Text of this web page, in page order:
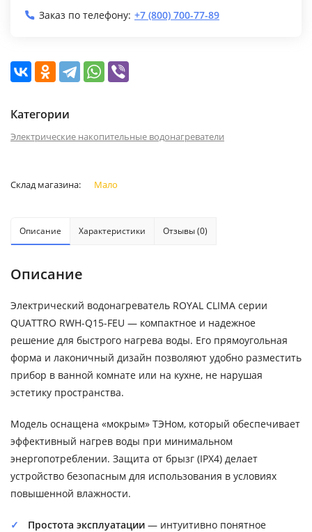
Заказ по телефону: +7 (800) 700-77-89
Категории
Электрические накопительные водонагреватели
Склад магазина: Мало
Описание Характеристики Отзывы (0)
Описание
Электрический водонагреватель ROYAL CLIMA серии
QUATTRO RWH-Q15-FEU — компактное и надежное
решение для быстрого нагрева воды. Его прямоугольная
форма и лаконичный дизайн позволяют удобно разместить
прибор в ванной комнате или на кухне, не нарушая
эстетику пространства.
Модель оснащена «мокрым» ТЭНом, который обеспечивает
эффективный нагрев воды при минимальном
энергопотреблении. Защита от брызг (IPX4) делает
устройство безопасным для использования в условиях
повышенной влажности.
Простота эксплуатации — интуитивно понятное